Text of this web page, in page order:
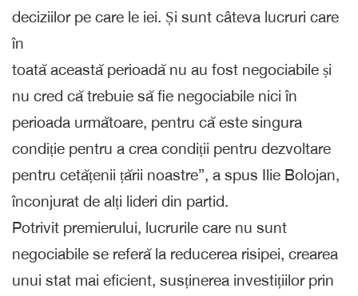
deciziilor pe care le iei. Și sunt câteva lucruri care
în
toată această perioadă nu au fost negociabile și
nu cred că trebuie să fie negociabile nici în
perioada următoare, pentru că este singura
condiție pentru a crea condiții pentru dezvoltare
pentru cetățenii țării noastre”, a spus Ilie Bolojan,
înconjurat de alți lideri din partid.
Potrivit premierului, lucrurile care nu sunt
negociabile se referă la reducerea risipei, crearea
unui stat mai eficient, susținerea investițiilor prin